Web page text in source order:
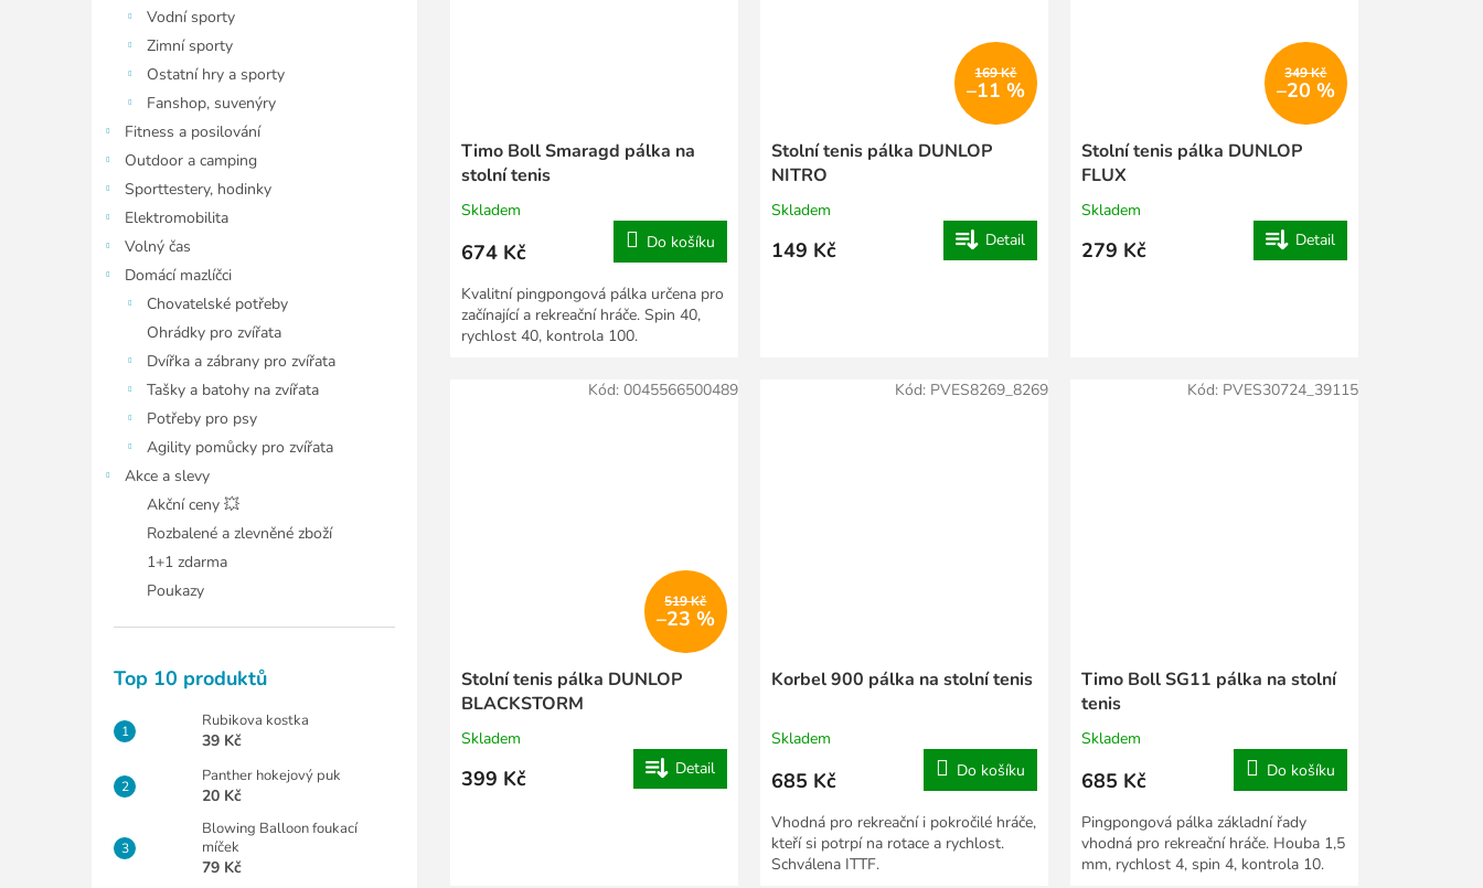
Vodní sporty
Zimní sporty
Ostatní hry a sporty
Fanshop, suvenýry
Fitness a posilování
Outdoor a camping
Sporttestery, hodinky
Elektromobilita
Volný čas
Domácí mazlíčci
Chovatelské potřeby
Ohrádky pro zvířata
Dvířka a zábrany pro zvířata
Tašky a batohy na zvířata
Potřeby pro psy
Agility pomůcky pro zvířata
Akce a slevy
Akční ceny 💥
Rozbalené a zlevněné zboží
1+1 zdarma
Poukazy
Top 10 produktů
Rubikova kostka
39 Kč
Panther hokejový puk
20 Kč
Blowing Balloon foukací
míček
79 Kč
Timo Boll Smaragd pálka na
stolní tenis
Skladem
674 Kč Do košíku
Kvalitní pingpongová pálka určena pro
začínající a rekreační hráče. Spin 40,
rychlost 40, kontrola 100.
169 Kč
–11 %
Stolní tenis pálka DUNLOP
NITRO
Skladem
149 Kč Detail
349 Kč
–20 %
Stolní tenis pálka DUNLOP
FLUX
Skladem
279 Kč Detail
519 Kč
–23 %
Stolní tenis pálka DUNLOP
BLACKSTORM
Skladem
399 Kč Detail
Kód: 0045566500489
Korbel 900 pálka na stolní tenis
Skladem
685 Kč Do košíku
Vhodná pro rekreační i pokročilé hráče,
kteří si potrpí na rotace a rychlost.
Schválena ITTF.
Kód: PVES8269_8269
Timo Boll SG11 pálka na stolní
tenis
Skladem
685 Kč Do košíku
Pingpongová pálka základní řady
vhodná pro rekreační hráče. Houba 1,5
mm, rychlost 4, spin 4, kontrola 10.
Kód: PVES30724_39115